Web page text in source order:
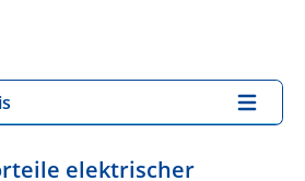
elektrischer